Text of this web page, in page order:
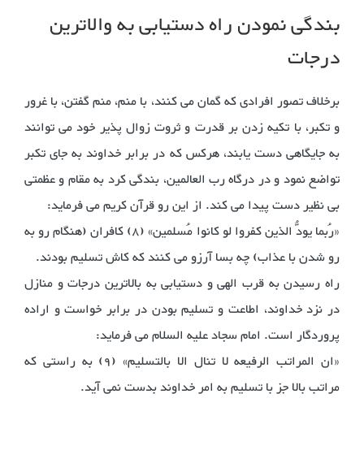
بندگی نمودن راه دستیابی به والاترین
درجات
برخلاف تصور افرادی که گمان می کنند، با منم، منم گفتن، با غرور
و تکبر، با تکیه زدن بر قدرت و ثروت زوال پذیر خود می توانند
به جایگاهی دست یابند، هرکس که در برابر خداوند به جای تکبر
تواضع نمود و در درگاه رب العالمین، بندگی کرد به مقام و عظمتی
بی نظیر دست پیدا می کند. از این رو قرآن کریم می فرماید:
«رُبما یودُّ الذین کفروا لو کانوا مُسلمین» (8) کافران (هنگام رو به
رو شدن با عذاب) چه بسا آرزو می کنند که کاش تسلیم بودند.
راه رسیدن به قرب الهی و دستیابی به بالاترین درجات و منازل
در نزد خداوند، اطاعت و تسلیم بودن در برابر خواست و اراده
پروردگار است. امام سجاد علیه السلام می فرماید:
«ان المراتب الرفیعه لا تنال الا بالتسلیم» (9) به راستی که
مراتب بالا جز با تسلیم به امر خداوند بدست نمی آید.